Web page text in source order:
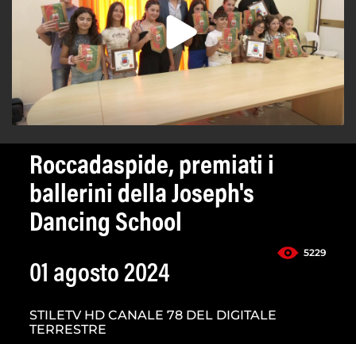
Roccadaspide, premiati i
ballerini della Joseph's
Dancing School
5229
01 agosto 2024
STILETV HD CANALE 78 DEL DIGITALE
TERRESTRE